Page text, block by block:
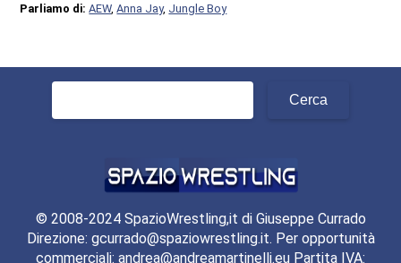
Parliamo di:AEW,Anna Jay, Jungle Boy
© 2008-2024 SpazioWrestling,it di Giuseppe Currado
Direzione: gcurrado@spaziowrestling.it. Per opportunità
commerciali: andrea@andreamartinelli.eu Partita IVA: